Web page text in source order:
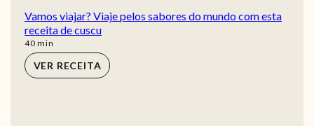
Vamos viajar? Viaje pelos sabores do mundo com esta
receita de cuscu
40min
min
VER RECEITA